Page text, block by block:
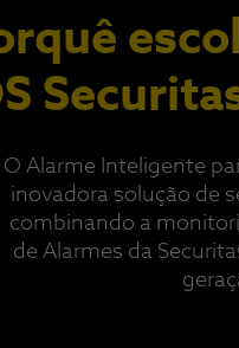
O Alarme Inteligente
inovadora solução de
combinando a
de Alarmes da